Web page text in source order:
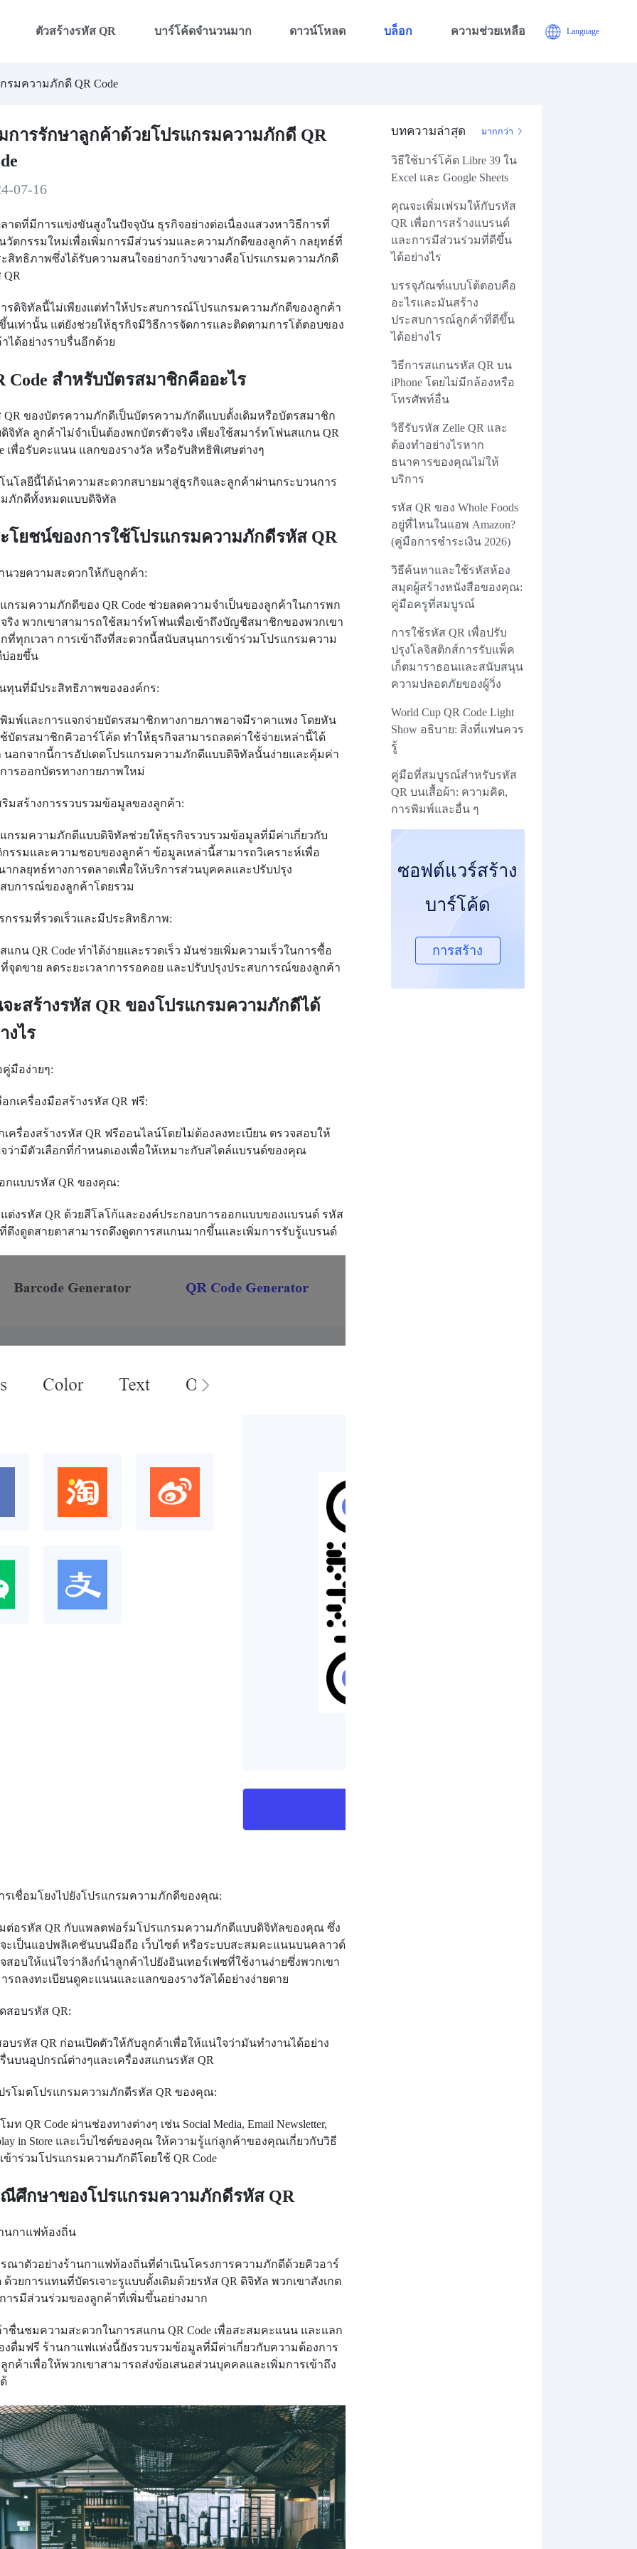
ตัวสร้างรหัส QR บาร์โค้ดจำนวนมาก ดาวน์โหลด บล็อก ความช่วยเหลือ Language
รมความภักดี QR Code
การรักษาลูกค้าด้วยโปรแกรมความภักดี QR
07-16
าดที่มีการแข่งขันสูงในปัจจุบัน ธุรกิจอย่างต่อเนื่องแสวงหาวิธีการที่
วัตกรรมใหม่เพื่อเพิ่มการมีส่วนร่วมและความภักดีของลูกค้า กลยุทธ์ที่
สิทธิภาพซึ่งได้รับความสนใจอย่างกว้างขวางคือโปรแกรมความภักดี
QR
รดิจิทัลนี้ไม่เพียงแต่ทำให้ประสบการณ์โปรแกรมความภักดีของลูกค้า
นเท่านั้น แต่ยังช่วยให้ธุรกิจมีวิธีการจัดการและติดตามการโต้ตอบของ
ได้อย่างราบรื่นอีกด้วย
Code สำหรับบัตรสมาชิกคืออะไร
QR ของบัตรความภักดีเป็นบัตรความภักดีแบบดั้งเดิมหรือบัตรสมาชิก
จิทัล ลูกค้าไม่จำเป็นต้องพกบัตรตัวจริง เพียงใช้สมาร์ทโฟนสแกน QR
เพื่อรับคะแนน แลกของรางวัล หรือรับสิทธิพิเศษต่างๆ
นโลยีนี้ได้นำความสะดวกสบายมาสู่ธุรกิจและลูกค้าผ่านกระบวนการ
ภักดีทั้งหมดแบบดิจิทัล
โยชน์ของการใช้โปรแกรมความภักดีรหัส QR
นวยความสะดวกให้กับลูกค้า:
กรมความภักดีของ QR Code ช่วยลดความจำเป็นของลูกค้าในการพก
ริง พวกเขาสามารถใช้สมาร์ทโฟนเพื่อเข้าถึงบัญชีสมาชิกของพวกเขา
ที่ทุกเวลา การเข้าถึงที่สะดวกนี้สนับสนุนการเข้าร่วมโปรแกรมความ
อยขึ้น
ทุนที่มีประสิทธิภาพขององค์กร:
มพ์และการแจกจ่ายบัตรสมาชิกทางกายภาพอาจมีราคาแพง โดยหัน
บัตรสมาชิกคิวอาร์โค้ด ทำให้ธุรกิจสามารถลดค่าใช้จ่ายเหล่านี้ได้
นอกจากนี้การอัปเดตโปรแกรมความภักดีแบบดิจิทัลนั้นง่ายและคุ้มค่า
ารออกบัตรทางกายภาพใหม่
ริมสร้างการรวบรวมข้อมูลของลูกค้า:
กรมความภักดีแบบดิจิทัลช่วยให้ธุรกิจรวบรวมข้อมูลที่มีค่าเกี่ยวกับ
รรมและความชอบของลูกค้า ข้อมูลเหล่านี้สามารถวิเคราะห์เพื่อ
กลยุทธ์ทางการตลาดเพื่อให้บริการส่วนบุคคลและปรับปรุง
บการณ์ของลูกค้าโดยรวม
กรรมที่รวดเร็วและมีประสิทธิภาพ:
แกน QR Code ทำได้ง่ายและรวดเร็ว มันช่วยเพิ่มความเร็วในการซื้อ
จุดขาย ลดระยะเวลาการรอคอย และปรับปรุงประสบการณ์ของลูกค้า
ะสร้างรหัส QR ของโปรแกรมความภักดีได้
งไร
มือง่ายๆ:
อกเครื่องมือสร้างรหัส QR ฟรี:
เครื่องสร้างรหัส QR ฟรีออนไลน์โดยไม่ต้องลงทะเบียน ตรวจสอบให้
ว่ามีตัวเลือกที่กำหนดเองเพื่อให้เหมาะกับสไตล์แบรนด์ของคุณ
กแบบรหัส QR ของคุณ:
ต่งรหัส QR ด้วยสีโลโก้และองค์ประกอบการออกแบบของแบรนด์ รหัส
ดึงดูดสายตาสามารถดึงดูดการสแกนมากขึ้นและเพิ่มการรับรู้แบรนด์
รเชื่อมโยงไปยังโปรแกรมความภักดีของคุณ:
ต่อรหัส QR กับแพลตฟอร์มโปรแกรมความภักดีแบบดิจิทัลของคุณ ซึ่ง
ะเป็นแอปพลิเคชันบนมือถือ เว็บไซต์ หรือระบบสะสมคะแนนบนคลาวด์
สอบให้แน่ใจว่าลิงก์นำลูกค้าไปยังอินเทอร์เฟซที่ใช้งานง่ายซึ่งพวกเขา
รถลงทะเบียนดูคะแนนและแลกของรางวัลได้อย่างง่ายดาย
สอบรหัส QR:
บรหัส QR ก่อนเปิดตัวให้กับลูกค้าเพื่อให้แน่ใจว่ามันทำงานได้อย่าง
นบนอุปกรณ์ต่างๆและเครื่องสแกนรหัส QR
รโมตโปรแกรมความภักดีรหัส QR ของคุณ:
มท QR Code ผ่านช่องทางต่างๆ เช่น Social Media, Email Newsletter,
in Store และเว็บไซต์ของคุณ ให้ความรู้แก่ลูกค้าของคุณเกี่ยวกับวิธี
ข้าร่วมโปรแกรมความภักดีโดยใช้ QR Code
ศึกษาของโปรแกรมความภักดีรหัส QR
นกาแฟท้องถิ่น
ณาตัวอย่างร้านกาแฟท้องถิ่นที่ดำเนินโครงการความภักดีด้วยคิวอาร์
ด้วยการแทนที่บัตรเจาะรูแบบดั้งเดิมด้วยรหัส QR ดิจิทัล พวกเขาสังเกต
ารมีส่วนร่วมของลูกค้าที่เพิ่มขึ้นอย่างมาก
ชื่นชมความสะดวกในการสแกน QR Code เพื่อสะสมคะแนน และแลก
งดื่มฟรี ร้านกาแฟแห่งนี้ยังรวบรวมข้อมูลที่มีค่าเกี่ยวกับความต้องการ
กค้าเพื่อให้พวกเขาสามารถส่งข้อเสนอส่วนบุคคลและเพิ่มการเข้าถึง
บทความล่าสุด มากกว่า
วิธีใช้บาร์โค้ด Libre 39 ใน
Excel และ Google Sheets
คุณจะเพิ่มเฟรมให้กับรหัส
QR เพื่อการสร้างแบรนด์
และการมีส่วนร่วมที่ดีขึ้น
ได้อย่างไร
บรรจุภัณฑ์แบบโต้ตอบคือ
อะไรและมันสร้าง
ประสบการณ์ลูกค้าที่ดีขึ้น
ได้อย่างไร
วิธีการสแกนรหัส QR บน
iPhone โดยไม่มีกล้องหรือ
โทรศัพท์อื่น
วิธีรับรหัส Zelle QR และ
ต้องทำอย่างไรหาก
ธนาคารของคุณไม่ให้
บริการ
รหัส QR ของ Whole Foods
อยู่ที่ไหนในแอพ Amazon?
(คู่มือการชำระเงิน 2026)
วิธีค้นหาและใช้รหัสห้อง
สมุดผู้สร้างหนังสือของคุณ:
คู่มือครูที่สมบูรณ์
การใช้รหัส QR เพื่อปรับ
ปรุงโลจิสติกส์การรับแพ็ค
เก็ตมาราธอนและสนับสนุน
ความปลอดภัยของผู้วิ่ง
World Cup QR Code Light
Show อธิบาย: สิ่งที่แฟนควร
รู้
คู่มือที่สมบูรณ์สําหรับรหัส
QR บนเสื้อผ้า: ความคิด,
การพิมพ์และอื่น ๆ
ซอฟต์แวร์สร้าง
บาร์โค้ด
การสร้าง